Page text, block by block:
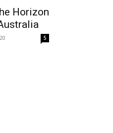
Horizon
5